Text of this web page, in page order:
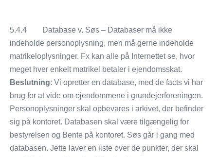
5.4.4 Database v. Søs – Databaser må ikke
indeholde personoplysning, men må gerne indeholde
matrikeloplysninger. Fx kan alle på Internettet se, hvor
meget hver enkelt matrikel betaler i ejendomsskat.
Beslutning: Vi opretter en database, med de facts vi har
brug for at vide om ejendommene i grundejerforeningen.
Personoplysninger skal opbevares i arkivet, der befinder
sig på kontoret. Databasen skal være tilgængelig for
bestyrelsen og Bente på kontoret. Søs går i gang med
databasen. Jette laver en liste over de punkter, der skal